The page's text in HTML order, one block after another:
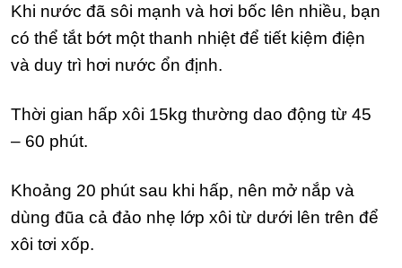
Khi nước đã sôi mạnh và hơi bốc lên nhiều, bạn
có thể tắt bớt một thanh nhiệt để tiết kiệm điện
và duy trì hơi nước ổn định.
Thời gian hấp xôi 15kg thường dao động từ 45
– 60 phút.
Khoảng 20 phút sau khi hấp, nên mở nắp và
dùng đũa cả đảo nhẹ lớp xôi từ dưới lên trên để
xôi tơi xốp.